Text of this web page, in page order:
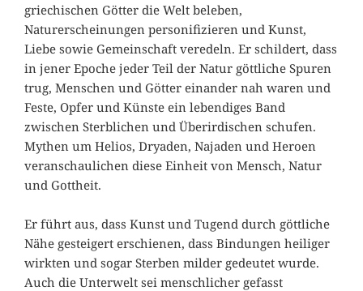
griechischen Götter die Welt beleben,
Naturerscheinungen personifizieren und Kunst,
Liebe sowie Gemeinschaft veredeln. Er schildert, dass
in jener Epoche jeder Teil der Natur göttliche Spuren
trug, Menschen und Götter einander nah waren und
Feste, Opfer und Künste ein lebendiges Band
zwischen Sterblichen und Überirdischen schufen.
Mythen um Helios, Dryaden, Najaden und Heroen
veranschaulichen diese Einheit von Mensch, Natur
und Gottheit.
Er führt aus, dass Kunst und Tugend durch göttliche
Nähe gesteigert erschienen, dass Bindungen heiliger
wirkten und sogar Sterben milder gedeutet wurde.
Auch die Unterwelt sei menschlicher gefasst